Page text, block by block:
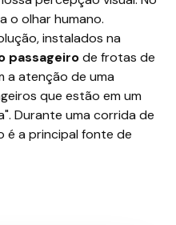
o olhar humano.
instalados na
passageirode frotas de
a atenção de uma
que estão em um
Durante uma corrida de
é a principal fonte de